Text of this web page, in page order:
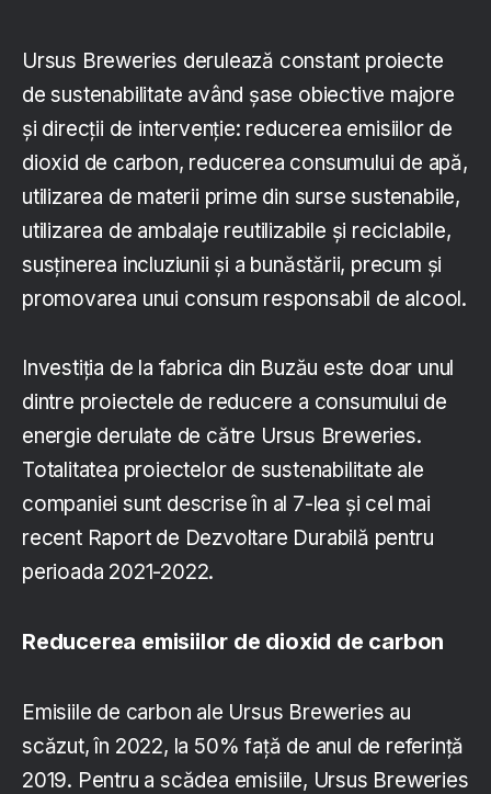
Ursus Breweries derulează constant proiecte
de sustenabilitate având șase obiective majore
și direcții de intervenție: reducerea emisiilor de
dioxid de carbon, reducerea consumului de apă,
utilizarea de materii prime din surse sustenabile,
utilizarea de ambalaje reutilizabile și reciclabile,
susținerea incluziunii și a bunăstării, precum și
promovarea unui consum responsabil de alcool.
Investiția de la fabrica din Buzău este doar unul
dintre proiectele de reducere a consumului de
energie derulate de către Ursus Breweries.
Totalitatea proiectelor de sustenabilitate ale
companiei sunt descrise în al 7-lea și cel mai
recent Raport de Dezvoltare Durabilă pentru
perioada 2021-2022.
Reducerea emisiilor de dioxid de carbon
Emisiile de carbon ale Ursus Breweries au
scăzut, în 2022, la 50% față de anul de referință
2019. Pentru a scădea emisiile, Ursus Breweries